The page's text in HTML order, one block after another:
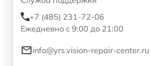
+7 (485) 231-72-06
Ежедневно с 9:00 до 21:00
info@yrs.vision-repair-center.ru